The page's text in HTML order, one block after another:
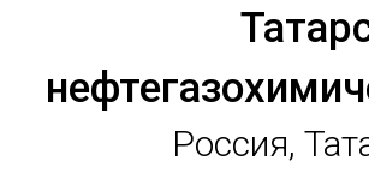
Россия,